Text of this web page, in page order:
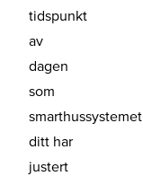
tidspunkt
av
dagen
som
smarthussystemet
ditt har
justert